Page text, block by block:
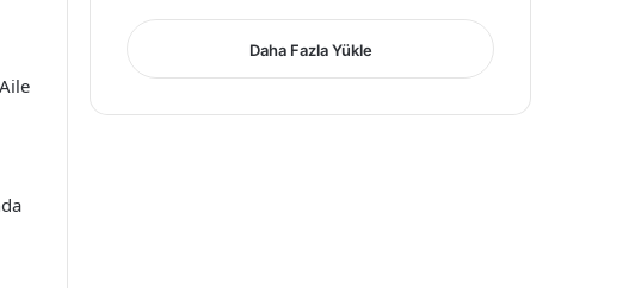
Daha Fazla Yükle